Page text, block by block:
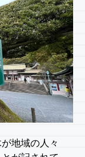
地域の人々